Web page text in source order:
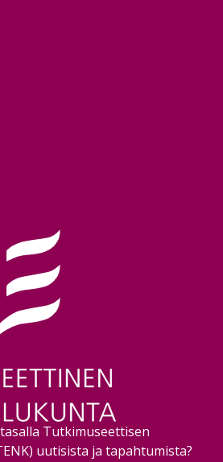
Tutkimuseettisen
uutisista ja tapahtumista?